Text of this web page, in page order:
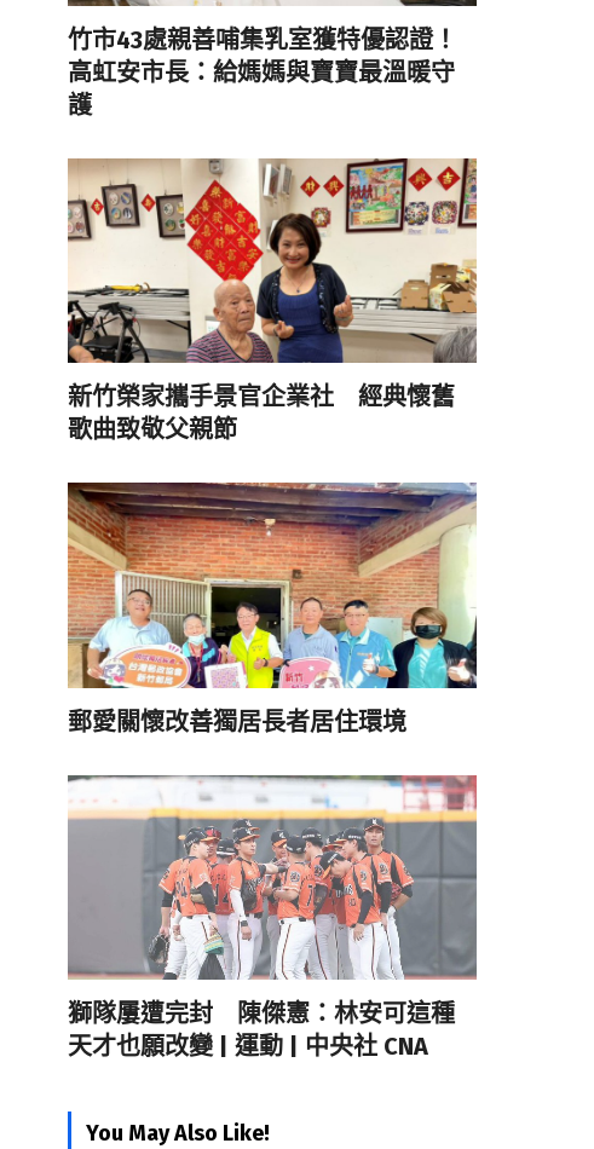
竹市43處親善哺集乳室獲特優認證！
高虹安市長：給媽媽與寶寶最溫暖守
護
新竹榮家攜手景官企業社 經典懷舊
歌曲致敬父親節
郵愛關懷改善獨居長者居住環境
獅隊屢遭完封 陳傑憲：林安可這種
天才也願改變 | 運動 | 中央社 CNA
You May Also Like!